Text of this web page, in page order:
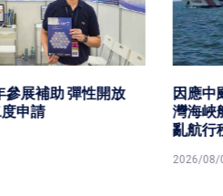
因應中颱白海豚中國公告管制經台
灣海峽船隻 海委會籲請國際譴責擾